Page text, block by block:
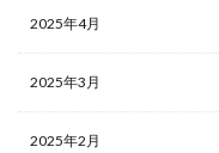
2025年4月
2025年3月
2025年2月